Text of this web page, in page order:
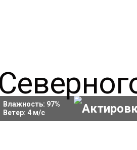
Влажность: 97%
Ветер: 4м/с